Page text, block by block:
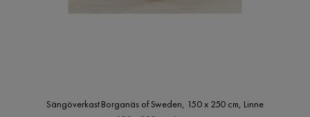
Sängöverkast Borganäs of Sweden, 150 x 250 cm, Linne